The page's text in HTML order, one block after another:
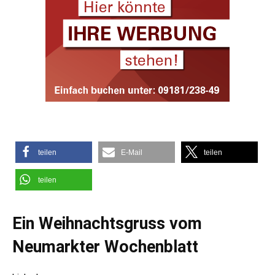
teilen E-Mail teilen
teilen
Ein Weihnachtsgruss vom
Neumarkter Wochenblatt